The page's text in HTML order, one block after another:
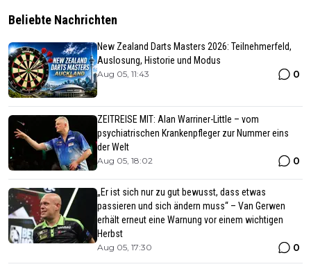
Beliebte Nachrichten
New Zealand Darts Masters 2026: Teilnehmerfeld,
Auslosung, Historie und Modus
Aug 05, 11:43 0
ZEITREISE MIT: Alan Warriner-Little – vom
psychiatrischen Krankenpfleger zur Nummer eins
der Welt
Aug 05, 18:02 0
„Er ist sich nur zu gut bewusst, dass etwas
passieren und sich ändern muss“ – Van Gerwen
erhält erneut eine Warnung vor einem wichtigen
Herbst
Aug 05, 17:30 0